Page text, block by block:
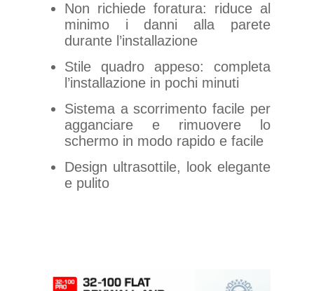
Non richiede foratura: riduce al
minimo i danni alla parete
durante l’installazione
Stile quadro appeso: completa
l’installazione in pochi minuti
Sistema a scorrimento facile per
agganciare e rimuovere lo
schermo in modo rapido e facile
Design ultrasottile, look elegante
e pulito